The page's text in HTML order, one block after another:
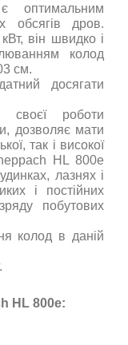
оптимальним
обсягів дров.
він швидко і
колод
см.
досягати
своєї роботи
дозволяє мати
так і високої
HL 800e
лазнях і
і постійних
побутових
колод в даній
HL 800e: